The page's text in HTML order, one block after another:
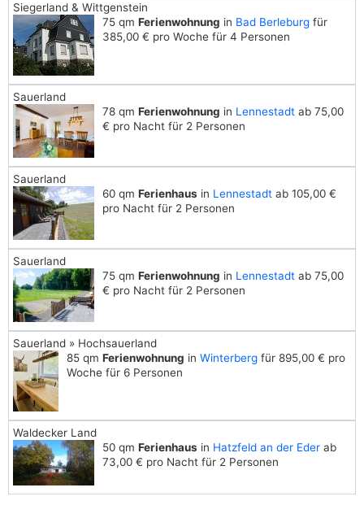
Siegerland & Wittgenstein
75 qm Ferienwohnung in Bad Berleburg für
385,00 € pro Woche für 4 Personen
Sauerland
78 qm Ferienwohnung in Lennestadt ab 75,00
€ pro Nacht für 2 Personen
Sauerland
60 qm Ferienhaus in Lennestadt ab 105,00 €
pro Nacht für 2 Personen
Sauerland
75 qm Ferienwohnung in Lennestadt ab 75,00
€ pro Nacht für 2 Personen
Sauerland » Hochsauerland
85 qm Ferienwohnung in Winterberg für 895,00 € pro
Woche für 6 Personen
Waldecker Land
50 qm Ferienhaus in Hatzfeld an der Eder ab
73,00 € pro Nacht für 2 Personen